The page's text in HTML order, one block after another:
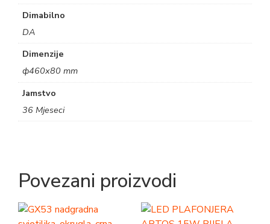
Dimabilno
DA
Dimenzije
ф460х80 mm
Jamstvo
36 Mjeseci
Povezani proizvodi